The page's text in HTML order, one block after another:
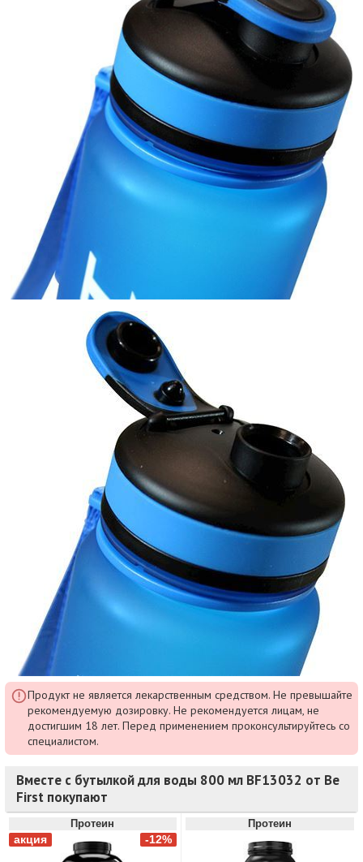
Продукт не является лекарственным средством. Не превышайте
рекомендуемую дозировку. Не рекомендуется лицам, не
достигшим 18 лет. Перед применением проконсультируйтесь со
специалистом.
Вместе с бутылкой для воды 800 мл BF13032 от Be
First покупают
Протеин Протеин